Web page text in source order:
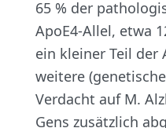
65 % der
ApoE4-Allel, etwa
ein kleiner Teil der
weitere
Verdacht auf M.
Gens zusätzlich